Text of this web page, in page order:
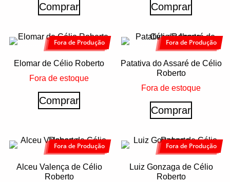
Comprar Comprar
Fora de Produção
Elomar de Célio Roberto
Fora de estoque
Comprar
Fora de Produção
Patativa do Assaré de Célio
Roberto
Fora de estoque
Comprar
Fora de Produção
Alceu Valença de Célio
Roberto
Fora de Produção
Luiz Gonzaga de Célio
Roberto